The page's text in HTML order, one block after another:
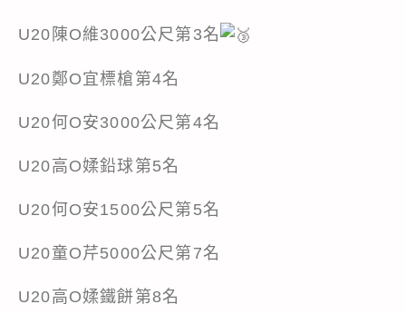
U20陳O維3000公尺第3名
U20鄭O宜標槍第4名
U20何O安3000公尺第4名
U20高O媃鉛球第5名
U20何O安1500公尺第5名
U20童O芹5000公尺第7名
U20高O媃鐵餅第8名